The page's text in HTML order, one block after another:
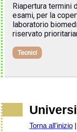
Riapertura termini
esami, per la
laboratorio
riservato
Tecnici
Torna all'inizio|